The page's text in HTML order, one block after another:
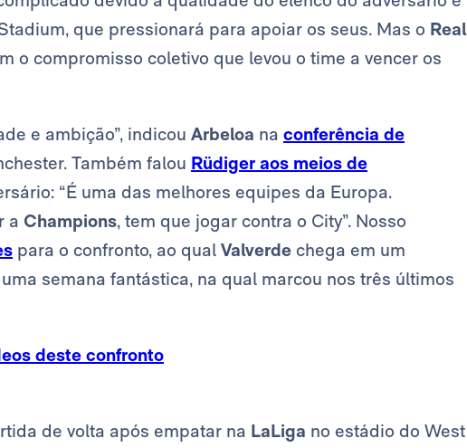
que pressionará para apoiar os seus. Mas o Real
o compromisso coletivo que levou o time a vencer os
e ambição”, indicou Arbeloa na conferência de
Também falou Rüdiger aos meios de
“É uma das melhores equipes da Europa.
a Champions, tem que jogar contra o City”. Nosso
para o confronto, ao qual Valverde chega em um
semana fantástica, na qual marcou nos três últimos
deste confronto
de volta após empatar na LaLiga no estádio do West